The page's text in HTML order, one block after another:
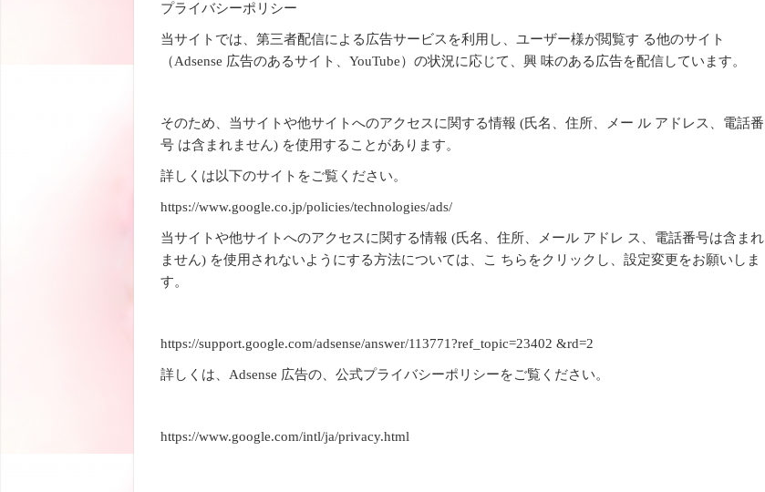
プライバシーポリシー
当サイトでは、第三者配信による広告サービスを利用し、ユーザー様が閲覧す る他のサイト
（Adsense 広告のあるサイト、YouTube）の状況に応じて、興 味のある広告を配信しています。
そのため、当サイトや他サイトへのアクセスに関する情報 (氏名、住所、メー ル アドレス、電話番
号 は含まれません) を使用することがあります。
詳しくは以下のサイトをご覧ください。
https://www.google.co.jp/policies/technologies/ads/
当サイトや他サイトへのアクセスに関する情報 (氏名、住所、メール アドレ ス、電話番号は含まれ
ません) を使用されないようにする方法については、こ ちらをクリックし、設定変更をお願いしま
す。
https://support.google.com/adsense/answer/113771?ref_topic=23402 &rd=2
詳しくは、Adsense 広告の、公式プライバシーポリシーをご覧ください。
https://www.google.com/intl/ja/privacy.html